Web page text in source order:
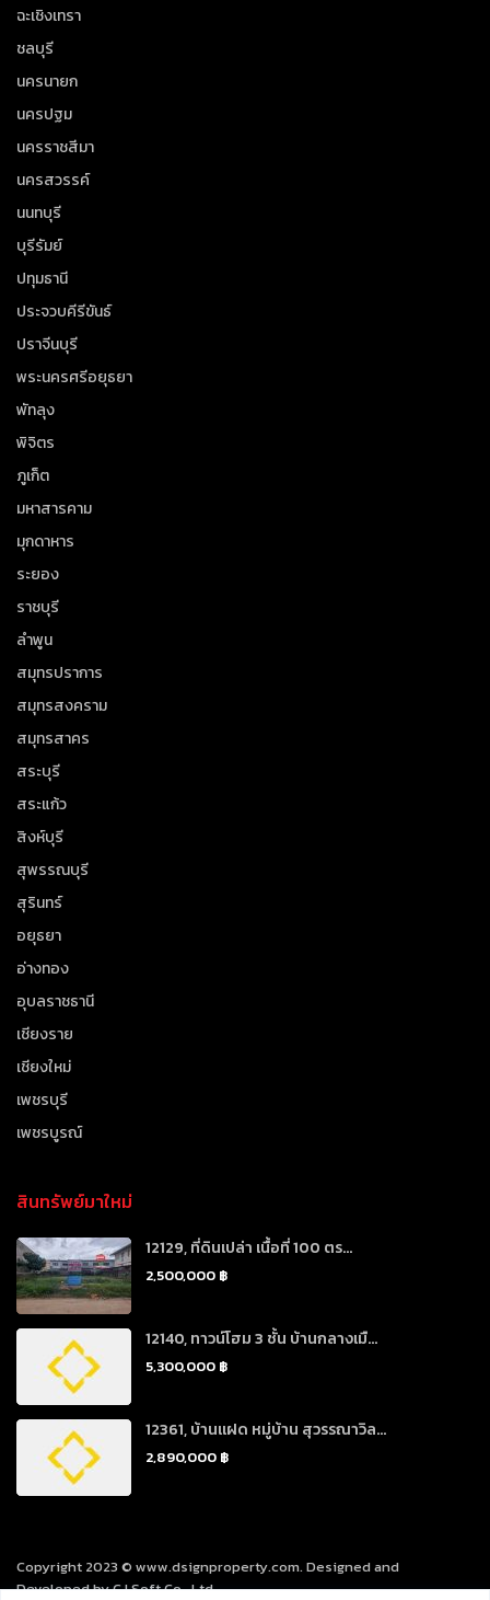
ฉะเชิงเทรา
ชลบุรี
นครนายก
นครปฐม
นครราชสีมา
นครสวรรค์
นนทบุรี
บุรีรัมย์
ปทุมธานี
ประจวบคีรีขันธ์
ปราจีนบุรี
พระนครศรีอยุธยา
พัทลุง
พิจิตร
ภูเก็ต
มหาสารคาม
มุกดาหาร
ระยอง
ราชบุรี
ลำพูน
สมุทรปราการ
สมุทรสงคราม
สมุทรสาคร
สระบุรี
สระแก้ว
สิงห์บุรี
สุพรรณบุรี
สุรินทร์
อยุธยา
อ่างทอง
อุบลราชธานี
เชียงราย
เชียงใหม่
เพชรบุรี
เพชรบูรณ์
สินทรัพย์มาใหม่
12129, ที่ดินเปล่า เนื้อที่ 100 ตร...
2,500,000 ฿
12140, ทาวน์โฮม 3 ชั้น บ้านกลางเมื...
5,300,000 ฿
12361, บ้านแฝด หมู่บ้าน สุวรรณาวิล...
2,890,000 ฿
Copyright 2023 © www.dsignproperty.com. Designed and
Developed by CJ Soft Co., Ltd.